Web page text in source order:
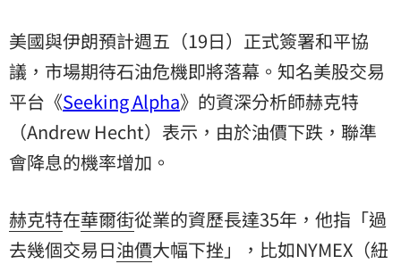
美國與伊朗預計週五（19日）正式簽署和平協
議，市場期待石油危機即將落幕。知名美股交易
平台《Seeking Alpha》的資深分析師赫克特
（Andrew Hecht）表示，由於油價下跌，聯準
會降息的機率增加。
赫克特在華爾街從業的資歷長達35年，他指「過
去幾個交易日油價大幅下挫」，比如NYMEX（紐